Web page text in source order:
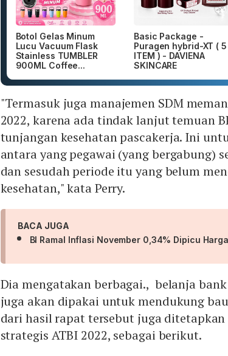
Botol Gelas Minum
Lucu Vacuum Flask
Stainless TUMBLER
900ML Coffee...
Basic Package -
Puragen hybrid-XT ( 5
ITEM ) - DAVIENA
SKINCARE
"Termasuk juga manajemen SDM
2022, karena ada tindak lanjut temuan
tunjangan kesehatan pascakerja. Ini
antara yang pegawai (yang bergabung)
dan sesudah periode itu yang belum
kesehatan," kata Perry.
BACA JUGA
BI Ramal Inflasi November 0,34% Dipicu
Dia mengatakan berbagai., belanja
juga akan dipakai untuk mendukung
dari hasil rapat tersebut juga
strategis ATBI 2022, sebagai berikut.